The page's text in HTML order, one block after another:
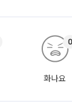
화나요
0